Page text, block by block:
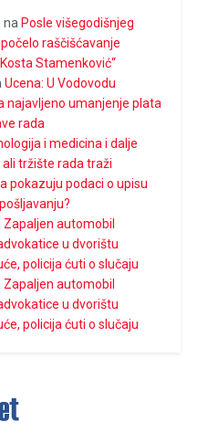
na Posle višegodišnjeg
raščišćavanje
Stamenković“
Ucena: U Vodovodu
najavljeno umanjenje plata
rada
i medicina i dalje
tržište rada traži
pokazuju podaci o upisu
Zapaljen automobil
u dvorištu
policija ćuti o slučaju
Zapaljen automobil
u dvorištu
policija ćuti o slučaju